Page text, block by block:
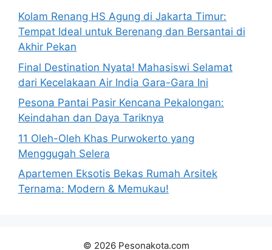
Kolam Renang HS Agung di Jakarta Timur:
Tempat Ideal untuk Berenang dan Bersantai di
Akhir Pekan
Final Destination Nyata! Mahasiswi Selamat
dari Kecelakaan Air India Gara-Gara Ini
Pesona Pantai Pasir Kencana Pekalongan:
Keindahan dan Daya Tariknya
11 Oleh-Oleh Khas Purwokerto yang
Menggugah Selera
Apartemen Eksotis Bekas Rumah Arsitek
Ternama: Modern & Memukau!
© 2026 Pesonakota.com